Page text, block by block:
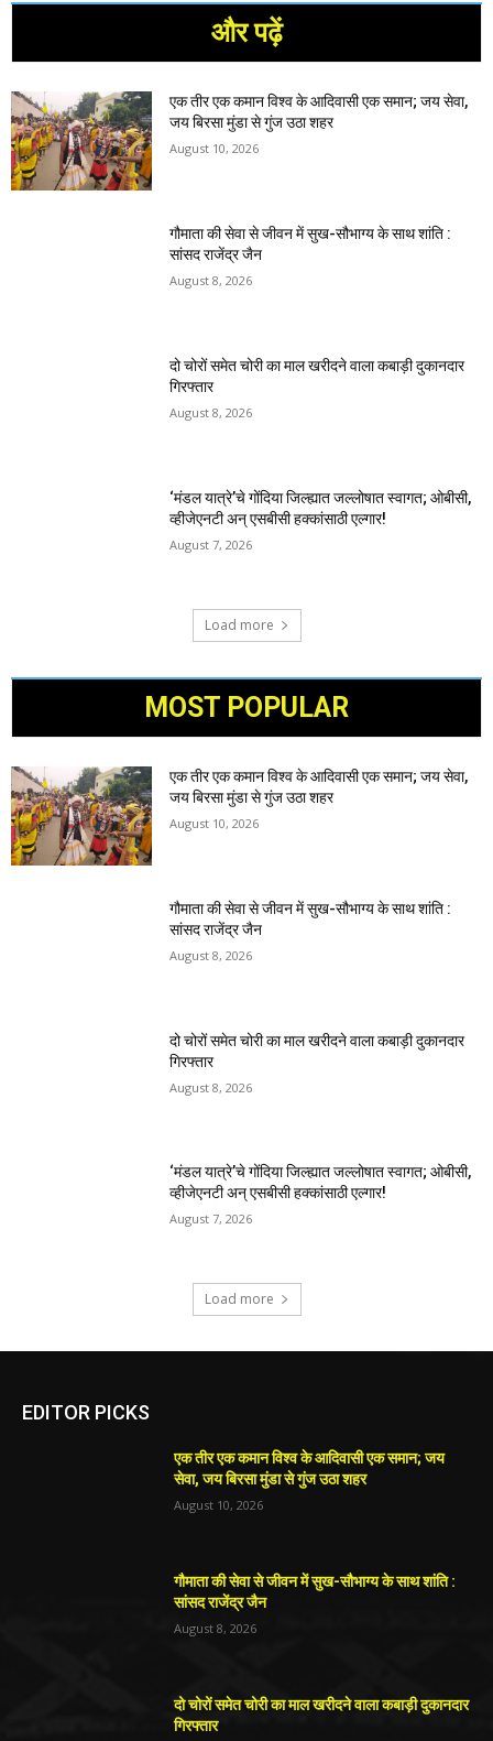
और पढ़ें
एक तीर एक कमान विश्व के आदिवासी एक समान; जय सेवा,
जय बिरसा मुंडा से गुंज उठा शहर
August 10, 2026
गौमाता की सेवा से जीवन में सुख-सौभाग्य के साथ शांति :
सांसद राजेंद्र जैन
August 8, 2026
दो चोरों समेत चोरी का माल खरीदने वाला कबाड़ी दुकानदार
गिरफ्तार
August 8, 2026
‘मंडल यात्रे’चे गोंदिया जिल्ह्यात जल्लोषात स्वागत; ओबीसी,
व्हीजेएनटी अन् एसबीसी हक्कांसाठी एल्गार!
August 7, 2026
Load more
MOST POPULAR
एक तीर एक कमान विश्व के आदिवासी एक समान; जय सेवा,
जय बिरसा मुंडा से गुंज उठा शहर
August 10, 2026
गौमाता की सेवा से जीवन में सुख-सौभाग्य के साथ शांति :
सांसद राजेंद्र जैन
August 8, 2026
दो चोरों समेत चोरी का माल खरीदने वाला कबाड़ी दुकानदार
गिरफ्तार
August 8, 2026
‘मंडल यात्रे’चे गोंदिया जिल्ह्यात जल्लोषात स्वागत; ओबीसी,
व्हीजेएनटी अन् एसबीसी हक्कांसाठी एल्गार!
August 7, 2026
Load more
EDITOR PICKS
एक तीर एक कमान विश्व के आदिवासी एक समान; जय
सेवा, जय बिरसा मुंडा से गुंज उठा शहर
August 10, 2026
गौमाता की सेवा से जीवन में सुख-सौभाग्य के साथ शांति :
सांसद राजेंद्र जैन
August 8, 2026
दो चोरों समेत चोरी का माल खरीदने वाला कबाड़ी दुकानदार
गिरफ्तार